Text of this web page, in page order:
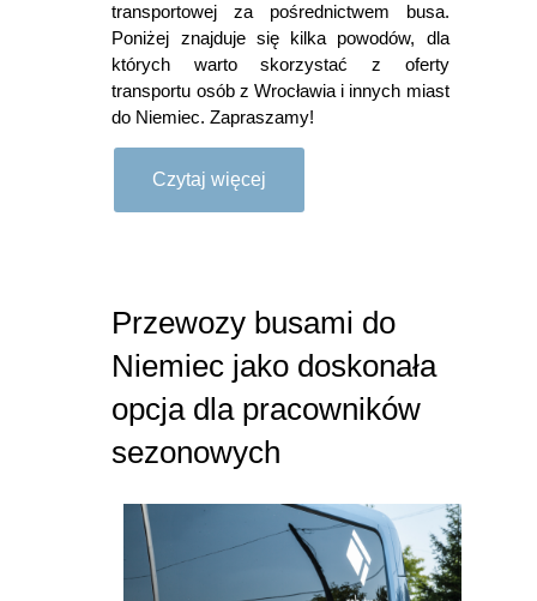
transportowej za pośrednictwem busa.
Poniżej znajduje się kilka powodów, dla
których warto skorzystać z oferty
transportu osób z Wrocławia i innych miast
do Niemiec. Zapraszamy!
Czytaj więcej
Przewozy busami do
Niemiec jako doskonała
opcja dla pracowników
sezonowych